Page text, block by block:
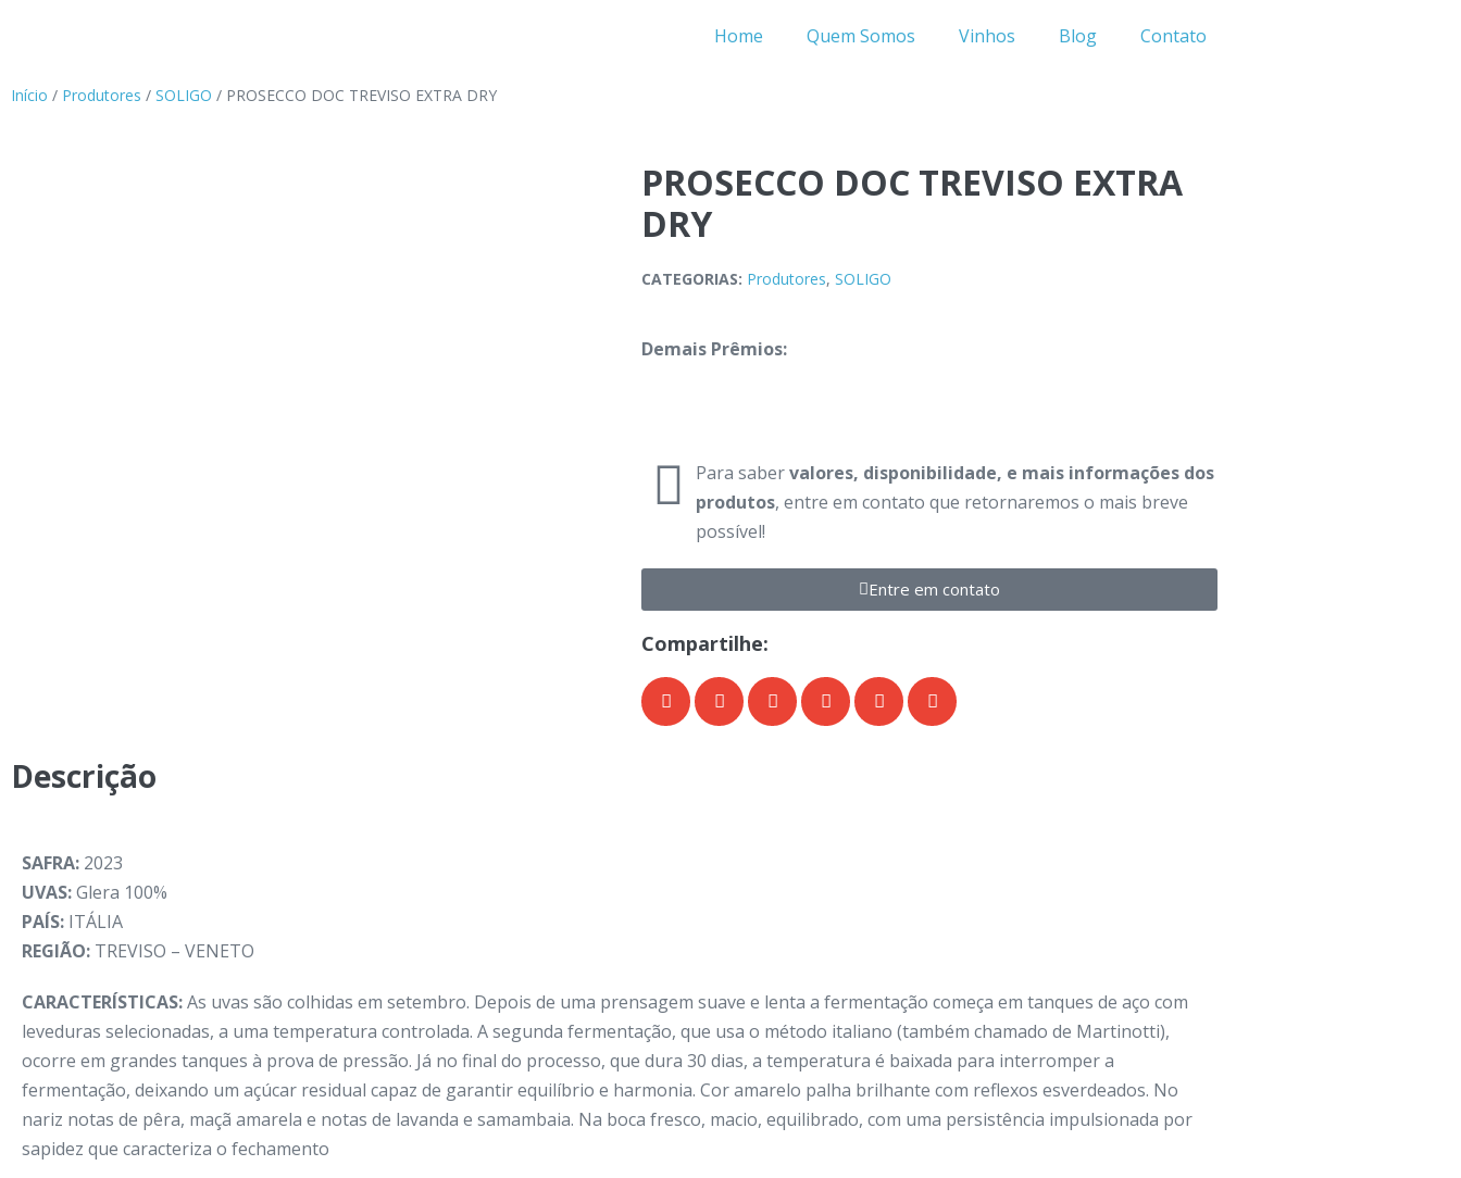
Home Quem Somos Vinhos Blog Contato
Início / Produtores / SOLIGO / PROSECCO DOC TREVISO EXTRA DRY
PROSECCO DOC TREVISO EXTRA
DRY
CATEGORIAS: Produtores, SOLIGO
Demais Prêmios:
Para sabervalores, disponibilidade, e mais informações dos
produtos, entre em contato que retornaremos o mais breve
possível!
Entre em contato
Compartilhe:
Descrição
SAFRA: 2023
UVAS:Glera 100%
PAÍS: ITÁLIA
REGIÃO: TREVISO – VENETO
CARACTERÍSTICAS:As uvas são colhidas em setembro. Depois de uma prensagem suave e lenta a fermentação começa em tanques de aço com
leveduras selecionadas, a uma temperatura controlada. A segunda fermentação, que usa o método italiano (também chamado de Martinotti),
ocorre em grandes tanques à prova de pressão. Já no final do processo, que dura 30 dias, a temperatura é baixada para interromper a
fermentação, deixando um açúcar residual capaz de garantir equilíbrio e harmonia. Cor amarelo palha brilhante com reflexos esverdeados. No
nariz notas de pêra, maçã amarela e notas de lavanda e samambaia. Na boca fresco, macio, equilibrado, com uma persistência impulsionada por
sapidez que caracteriza o fechamento